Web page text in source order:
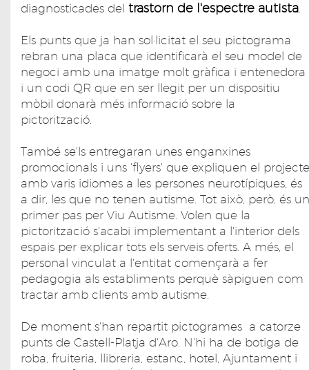
diagnosticades del trastorn de l'espectre autista.
Els punts que ja han sol·licitat el seu pictograma
rebran una placa que identificarà el seu model de
negoci amb una imatge molt gràfica i entenedora
i un codi QR que en ser llegit per un dispositiu
mòbil donarà més informació sobre la
pictorització.
També se'ls entregaran unes enganxines
promocionals i uns 'flyers' que expliquen el projecte
amb varis idiomes a les persones neurotípiques, és
a dir, les que no tenen autisme. Tot això, però, és un
primer pas per Viu Autisme. Volen que la
pictorització s'acabi implementant a l'interior dels
espais per explicar tots els serveis oferts. A més, el
personal vinculat a l'entitat començarà a fer
pedagogia als establiments perquè sàpiguen com
tractar amb clients amb autisme.
De moment s'han repartit pictogrames a catorze
punts de Castell-Platja d'Aro. N'hi ha de botiga de
roba, fruiteria, llibreria, estanc, hotel, Ajuntament i